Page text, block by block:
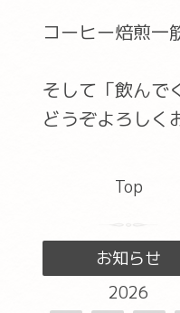
コーヒー焙煎一
そして「飲んで
どうぞよろしく
Top
お知らせ
2026